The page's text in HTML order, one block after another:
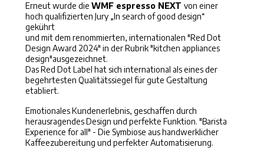
Erneut wurde die WMF espresso NEXT von einer
hoch qualifizierten Jury „In search of good design“
gekührt
und mit dem renommierten, internationalen "Red Dot
Design Award 2024" in der Rubrik "kitchen appliances
design"ausgezeichnet.
Das Red Dot Label hat sich international als eines der
begehrtesten Qualitätssiegel für gute Gestaltung
etabliert.
Emotionales Kundenerlebnis, geschaffen durch
herausragendes Design und perfekte Funktion. "Barista
Experience for all" - Die Symbiose aus handwerklicher
Kaffeezubereitung und perfekter Automatisierung.